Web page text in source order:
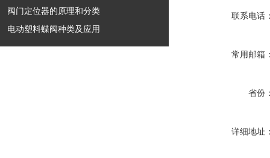
阀门定位器的原理和分类
电动塑料蝶阀种类及应用
联系电话
常用邮箱
省份
详细地址